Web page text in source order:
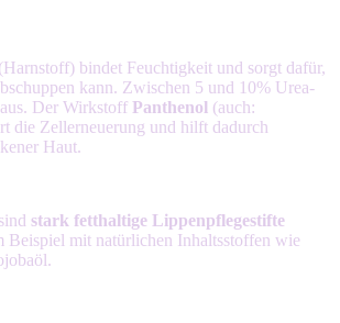
(Harnstoff) bindet Feuchtigkeit und sorgt dafür,
kann. Zwischen 5 und 10% Urea-
Der Wirkstoff Panthenol (auch:
die Zellerneuerung und hilft dadurch
Haut.
stark fetthaltige Lippenpflegestifte
Beispiel mit natürlichen Inhaltsstoffen wie